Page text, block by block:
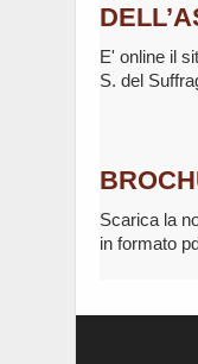
E' online il
S. del
Scarica la
in formato